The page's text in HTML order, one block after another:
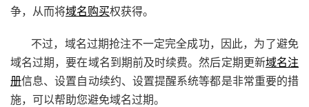
争，从而将域名购买权获得。
不过，域名过期抢注不一定完全成功，因此，为了避免
域名过期，要在域名到期前及时续费。然后定期更新域名注
册信息、设置自动续约、设置提醒系统等都是非常重要的措
施，可以帮助您避免域名过期。